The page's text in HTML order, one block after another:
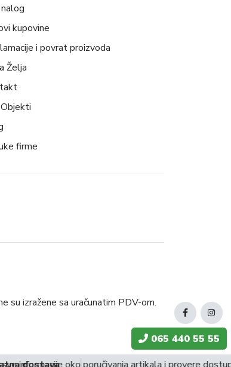
kupovine
i povrat proizvoda
Želja
firme
su izražene sa uračunatim PDV-om.
065 440 55 55